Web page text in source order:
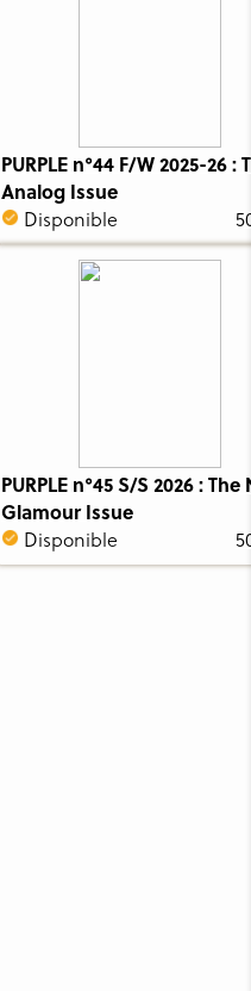
PURPLE n°44 F/W 2025-26 :
Analog Issue
Disponible
PURPLE n°45 S/S 2026 : The
Glamour Issue
Disponible